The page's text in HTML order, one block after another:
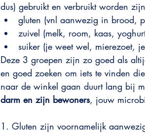
dus) gebruikt en verbruikt worden
gluten (vnl aanwezig in brood,
zuivel (melk, room, kaas,
suiker (je weet wel, mierezoet,
Deze 3 groepen zijn zo goed als
en goed zoeken om iets te vinden
naar de winkel gaan duurt lang bij
darm en zijn bewoners, jouw
1. Gluten zijn voornamelijk